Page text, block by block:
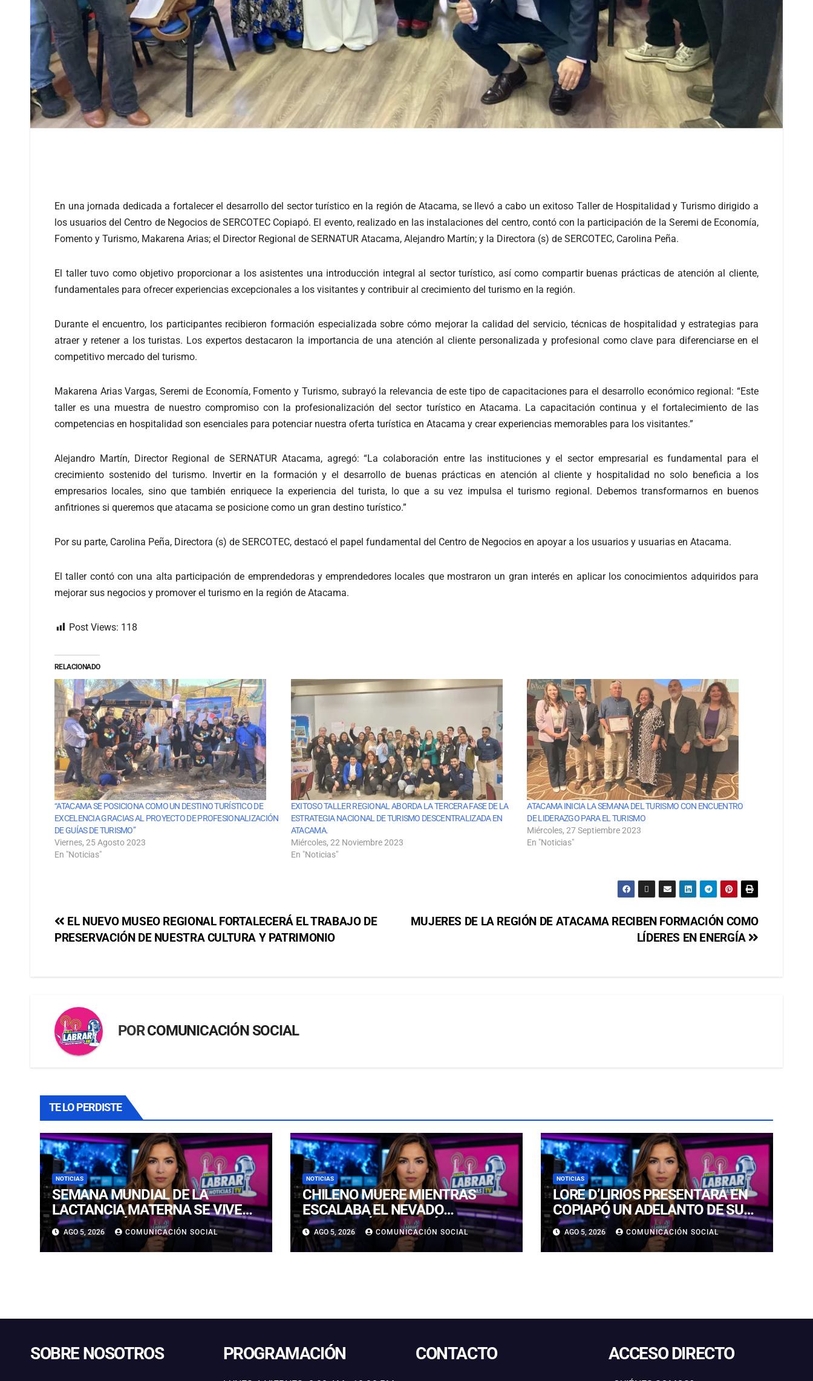
En una jornada dedicada a fortalecer el desarrollo del sector turístico en la región de Atacama, se llevó a cabo un exitoso Taller de Hospitalidad y Turismo dirigido a
los usuarios del Centro de Negocios de SERCOTEC Copiapó. El evento, realizado en las instalaciones del centro, contó con la participación de la Seremi de Economía,
Fomento y Turismo, Makarena Arias; el Director Regional de SERNATUR Atacama, Alejandro Martín; y la Directora (s) de SERCOTEC, Carolina Peña.
El taller tuvo como objetivo proporcionar a los asistentes una introducción integral al sector turístico, así como compartir buenas prácticas de atención al cliente,
fundamentales para ofrecer experiencias excepcionales a los visitantes y contribuir al crecimiento del turismo en la región.
Durante el encuentro, los participantes recibieron formación especializada sobre cómo mejorar la calidad del servicio, técnicas de hospitalidad y estrategias para
atraer y retener a los turistas. Los expertos destacaron la importancia de una atención al cliente personalizada y profesional como clave para diferenciarse en el
competitivo mercado del turismo.
Makarena Arias Vargas, Seremi de Economía, Fomento y Turismo, subrayó la relevancia de este tipo de capacitaciones para el desarrollo económico regional: “Este
taller es una muestra de nuestro compromiso con la profesionalización del sector turístico en Atacama. La capacitación continua y el fortalecimiento de las
competencias en hospitalidad son esenciales para potenciar nuestra oferta turística en Atacama y crear experiencias memorables para los visitantes.”
Alejandro Martín, Director Regional de SERNATUR Atacama, agregó: “La colaboración entre las instituciones y el sector empresarial es fundamental para el
crecimiento sostenido del turismo. Invertir en la formación y el desarrollo de buenas prácticas en atención al cliente y hospitalidad no solo beneficia a los
empresarios locales, sino que también enriquece la experiencia del turista, lo que a su vez impulsa el turismo regional. Debemos transformarnos en buenos
anfitriones si queremos que atacama se posicione como un gran destino turístico.”
Por su parte, Carolina Peña, Directora (s) de SERCOTEC, destacó el papel fundamental del Centro de Negocios en apoyar a los usuarios y usuarias en Atacama.
El taller contó con una alta participación de emprendedoras y emprendedores locales que mostraron un gran interés en aplicar los conocimientos adquiridos para
mejorar sus negocios y promover el turismo en la región de Atacama.
Post Views: 118
RELACIONADO
“ATACAMA SE POSICIONA COMO UN DESTINO TURÍSTICO DE
EXCELENCIA GRACIAS AL PROYECTO DE PROFESIONALIZACIÓN
DE GUÍAS DE TURISMO”
Viernes, 25 Agosto 2023
En "Noticias"
EXITOSO TALLER REGIONAL ABORDA LA TERCERA FASE DE LA
ESTRATEGIA NACIONAL DE TURISMO DESCENTRALIZADA EN
ATACAMA.
Miércoles, 22 Noviembre 2023
En "Noticias"
ATACAMA INICIA LA SEMANA DEL TURISMO CON ENCUENTRO
DE LIDERAZGO PARA EL TURISMO
Miércoles, 27 Septiembre 2023
En "Noticias"
MUJERES DE LA REGIÓN DE ATACAMA RECIBEN FORMACIÓN COMO
LÍDERES EN ENERGÍA
EL NUEVO MUSEO REGIONAL FORTALECERÁ EL TRABAJO DE
PRESERVACIÓN DE NUESTRA CULTURA Y PATRIMONIO
PORCOMUNICACIÓN SOCIAL
TE LO PERDISTE
NOTICIAS
SEMANA MUNDIAL DE LA
LACTANCIA MATERNA SE VIVE
EN COPIAPÓ CON FERIA
EDUCATIVA ABIERTA A LA
COMUNIDAD
AGO 5, 2026 COMUNICACIÓN SOCIAL
NOTICIAS
CHILENO MUERE MIENTRAS
ESCALABA EL NEVADO
HUASCARÁN EN PERÚ: SE
HABRÍA PRECIPITADO DESDE 900
METROS
AGO 5, 2026 COMUNICACIÓN SOCIAL
NOTICIAS
LORE D’LIRIOS PRESENTARÁ EN
COPIAPÓ UN ADELANTO DE SU
NUEVO ÁLBUM “FRUTOS Y
RAÍCES”
AGO 5, 2026 COMUNICACIÓN SOCIAL
SOBRE NOSOTROS PROGRAMACIÓN CONTACTO ACCESO DIRECTO